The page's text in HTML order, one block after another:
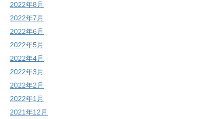
2022年8月
2022年7月
2022年6月
2022年5月
2022年4月
2022年3月
2022年2月
2022年1月
2021年12月